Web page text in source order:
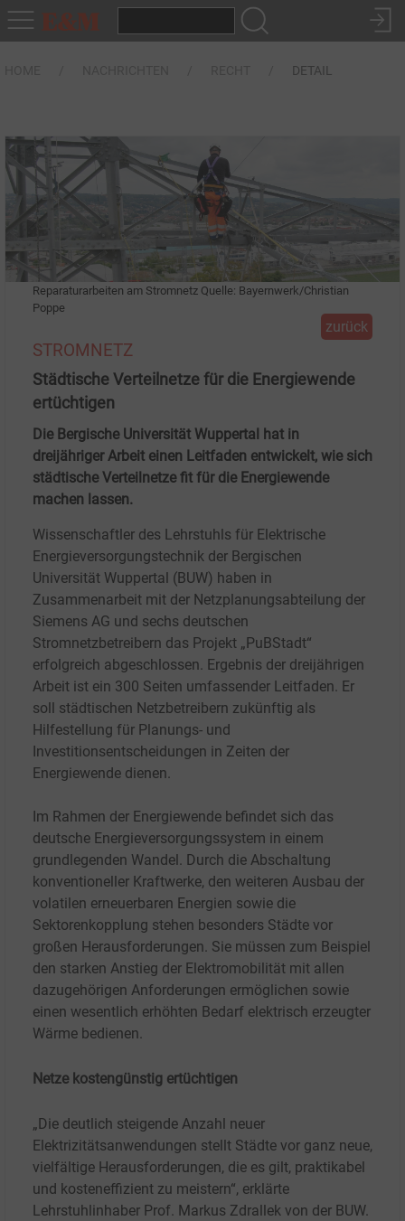
DETAIL
Reparaturarbeiten am Stromnetz Quelle: Bayernwerk/Christian
Poppe
zurück
STROMNETZ
Städtische Verteilnetze für die Energiewende
ertüchtigen
Die Bergische Universität Wuppertal hat in
dreijähriger Arbeit einen Leitfaden entwickelt, wie sich
städtische Verteilnetze fit für die Energiewende
machen lassen.
Wissenschaftler des Lehrstuhls für Elektrische
Energieversorgungstechnik der Bergischen
Universität Wuppertal (BUW) haben in
Zusammenarbeit mit der Netzplanungsabteilung der
Siemens AG und sechs deutschen
Stromnetzbetreibern das Projekt „PuBStadt“
erfolgreich abgeschlossen. Ergebnis der dreijährigen
Arbeit ist ein 300 Seiten umfassender Leitfaden. Er
soll städtischen Netzbetreibern zukünftig als
Hilfestellung für Planungs- und
Investitionsentscheidungen in Zeiten der
Energiewende dienen.
Im Rahmen der Energiewende befindet sich das
deutsche Energieversorgungssystem in einem
grundlegenden Wandel. Durch die Abschaltung
konventioneller Kraftwerke, den weiteren Ausbau der
volatilen erneuerbaren Energien sowie die
Sektorenkopplung stehen besonders Städte vor
großen Herausforderungen. Sie müssen zum Beispiel
den starken Anstieg der Elektromobilität mit allen
dazugehörigen Anforderungen ermöglichen sowie
einen wesentlich erhöhten Bedarf elektrisch erzeugter
Wärme bedienen.
Netze kostengünstig ertüchtigen
„Die deutlich steigende Anzahl neuer
Elektrizitätsanwendungen stellt Städte vor ganz neue,
vielfältige Herausforderungen, die es gilt, praktikabel
und kosteneffizient zu meistern“, erklärte
Lehrstuhlinhaber Prof. Markus Zdrallek von der BUW.